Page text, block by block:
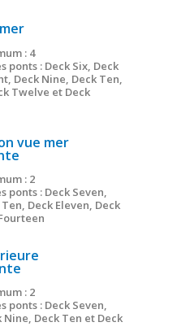
: 4
ponts : Deck Six, Deck
Deck Nine, Deck Ten,
Twelve et Deck
vue mer
: 2
ponts : Deck Seven,
Deck Eleven, Deck
: 2
ponts : Deck Seven,
Nine, Deck Ten et Deck